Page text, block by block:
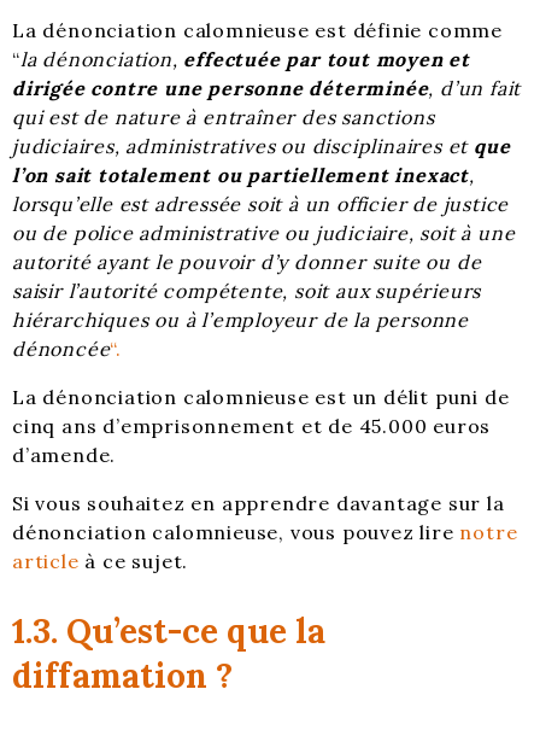
La dénonciation calomnieuse est définie comme
“la dénonciation, effectuée par tout moyen et
dirigée contre une personne déterminée, d’un fait
qui est de nature à entraîner des sanctions
judiciaires, administratives ou disciplinaires et que
l’on sait totalement ou partiellement inexact,
lorsqu’elle est adressée soit à un officier de justice
ou de police administrative ou judiciaire, soit à une
autorité ayant le pouvoir d’y donner suite ou de
saisir l’autorité compétente, soit aux supérieurs
hiérarchiques ou à l’employeur de la personne
dénoncée“.
La dénonciation calomnieuse est un délit puni de
cinq ans d’emprisonnement et de 45.000 euros
d’amende.
Si vous souhaitez en apprendre davantage sur la
dénonciation calomnieuse, vous pouvez lire notre
article à ce sujet.
1.3. Qu’est-ce que la
diffamation ?